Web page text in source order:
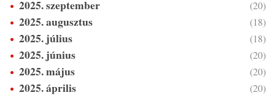
2025. szeptember (20)
2025. augusztus (18)
2025. július (18)
2025. június (20)
2025. május (20)
2025. április (20)